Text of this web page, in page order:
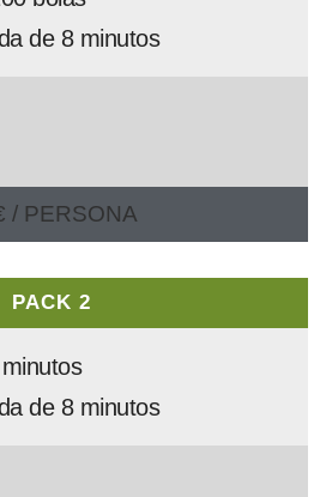
de 8 minutos
/ PERSONA
PACK 2
de 8 minutos